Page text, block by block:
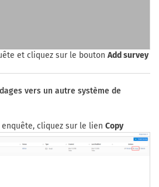
et cliquez sur le bouton Add survey
vers un autre système de
cliquez sur le lien Copy